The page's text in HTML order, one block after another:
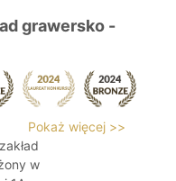
grawersko -
Pokaż więcej >>
w